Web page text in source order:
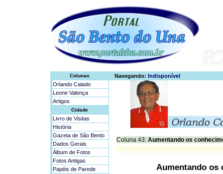
Colunas
Orlando Calado
Leone Valença
Artigos
Cidade
Livro de Visitas
História
Gazeta de São Bento
Dados Gerais
Álbum de Fotos
Fotos Antigas
Papéis de Parede
Navegando: Indisponível
Coluna 43: Aumentando os
Aumentando os